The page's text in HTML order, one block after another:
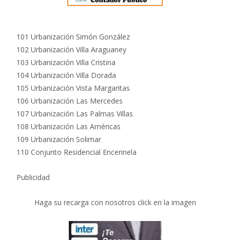
101 Urbanización Simón González
102 Urbanización Villa Araguaney
103 Urbanización Villa Cristina
104 Urbanización Villa Dorada
105 Urbanización Vista Margaritas
106 Urbanización Las Mercedes
107 Urbanización Las Palmas Villas
108 Urbanización Las Américas
109 Urbanización Solimar
110 Conjunto Residencial Encerinela
Publicidad
Haga su recarga con nosotros click en la imagen